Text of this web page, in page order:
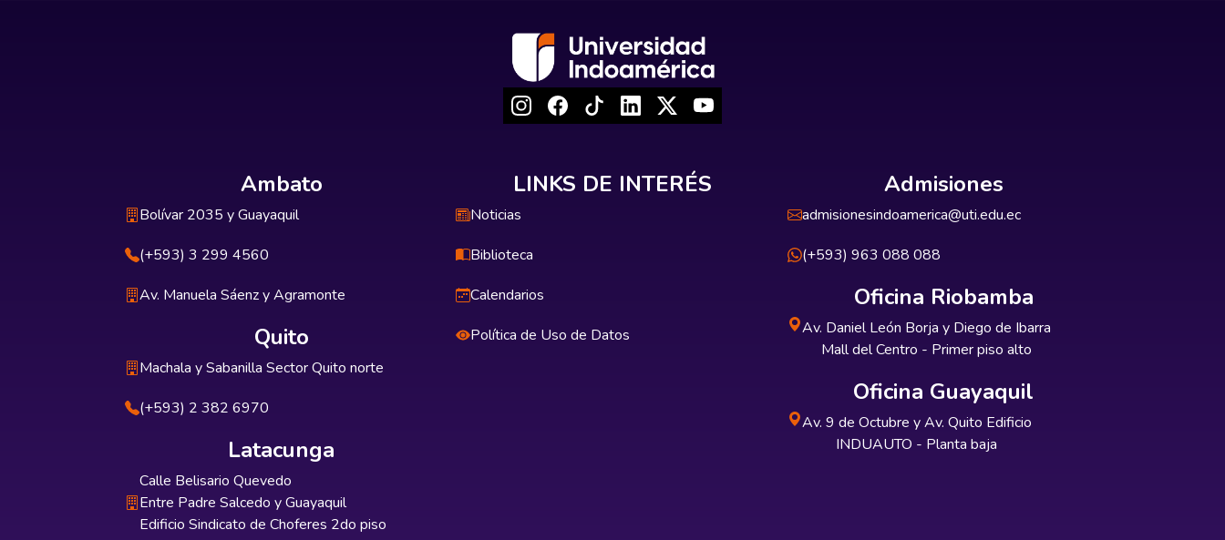
Ambato
Bolívar 2035 y Guayaquil
(+593) 3 299 4560
Av. Manuela Sáenz y Agramonte
Quito
Machala y Sabanilla Sector Quito norte
(+593) 2 382 6970
Latacunga
Calle Belisario Quevedo
Entre Padre Salcedo y Guayaquil
Edificio Sindicato de Choferes 2do piso
LINKS DE INTERÉS
Noticias
Biblioteca
Calendarios
Política de Uso de Datos
Admisiones
admisionesindoamerica@uti.edu.ec
(+593) 963 088 088
Oficina Riobamba
Av. Daniel León Borja y Diego de Ibarra
Mall del Centro - Primer piso alto
Oficina Guayaquil
Av. 9 de Octubre y Av. Quito Edificio
INDUAUTO - Planta baja